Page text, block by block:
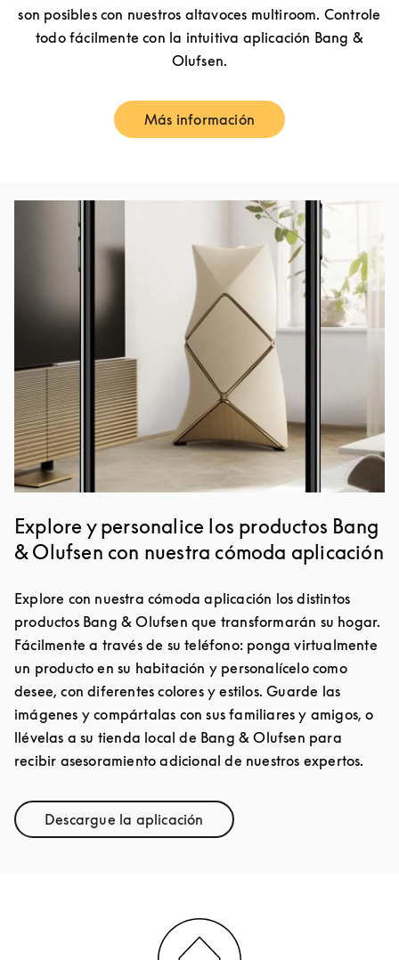
son posibles con nuestros altavoces multiroom. Controle
todo fácilmente con la intuitiva aplicación Bang &
Olufsen.
Más informaciónLink Opens in New Tab
Explore y personalice los productos Bang
& Olufsen con nuestra cómoda aplicación
Explore con nuestra cómoda aplicación los distintos
productos Bang & Olufsen que transformarán su hogar.
Fácilmente a través de su teléfono: ponga virtualmente
un producto en su habitación y personalícelo como
desee, con diferentes colores y estilos. Guarde las
imágenes y compártalas con sus familiares y amigos, o
llévelas a su tienda local de Bang & Olufsen para
recibir asesoramiento adicional de nuestros expertos.
Descargue la aplicación
Link Opens in New Tab